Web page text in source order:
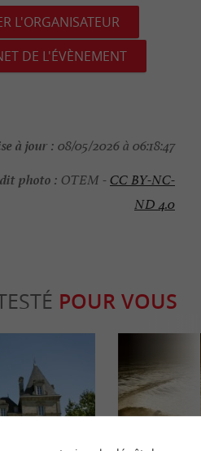
L'ORGANISATEUR
DE L'ÉVÈNEMENT
à jour : 08/05/2026 à 06:18:47
photo : OTEM -CC BY-NC-
ND 4.0
POUR VOUS